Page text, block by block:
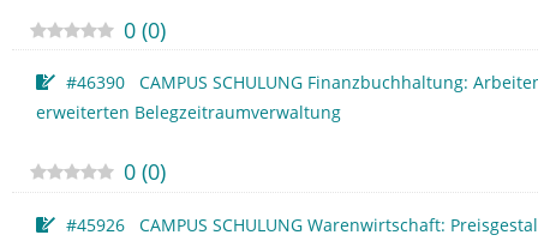
0 (0)
#46390 CAMPUS SCHULUNG Finanzbuchhaltung:
erweiterten Belegzeitraumverwaltung
0 (0)
#45926 CAMPUS SCHULUNG Warenwirtschaft: